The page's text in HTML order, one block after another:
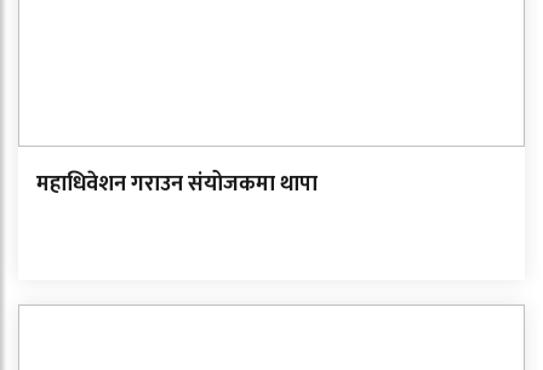
महाधिवेशन गराउन संयोजकमा थापा